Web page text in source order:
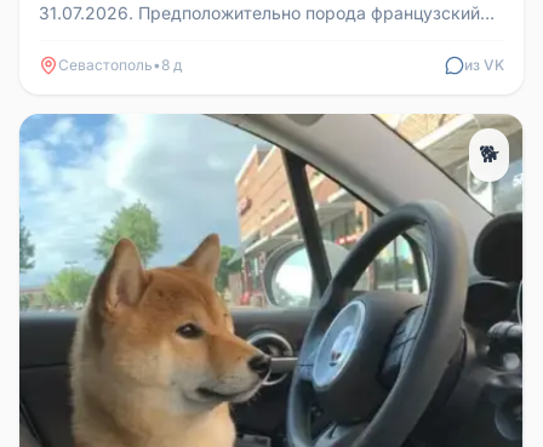
31.07.2026. Предположительно порода французский
Севастополь• 8 д из VK
🐕